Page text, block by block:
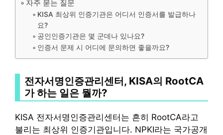
자주 묻는 질문
KISA 최상위 인증기관은 어디서 인증서를 발급하나
요?
공인인증기관은 몇 군데나 있나요?
인증서 문제 시 어디에 문의하면 좋을까요?
전자서명인증관리센터, KISA의 RootCA
가 하는 일은 뭘까?
KISA 전자서명인증관리센터는 흔히 RootCA라고
불리는 최상위 인증기관입니다. NPKI라는 국가공개